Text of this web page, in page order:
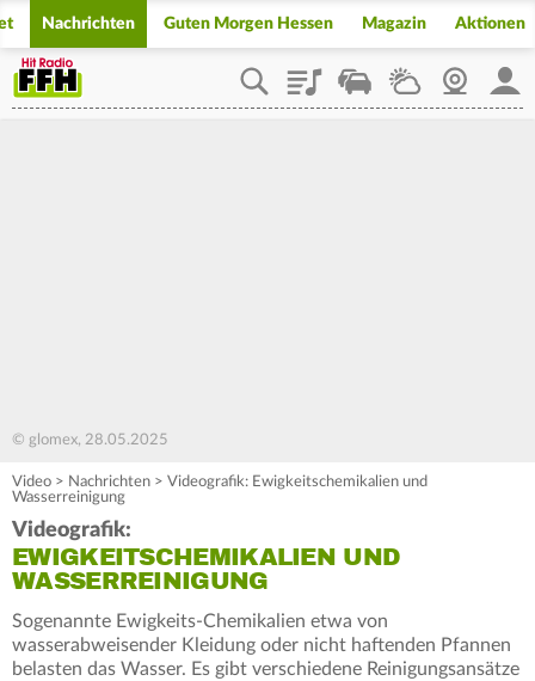
Nachrichten Guten Morgen Hessen Magazin Aktionen
PlaylistStaupilotWetterWebcam
© glomex, 28.05.2025
Video > Nachrichten > Videografik: Ewigkeitschemikalien und
Wasserreinigung
Videografik:
EWIGKEITSCHEMIKALIEN UND
WASSERREINIGUNG
Sogenannte Ewigkeits-Chemikalien etwa von
wasserabweisender Kleidung oder nicht haftenden Pfannen
belasten das Wasser. Es gibt verschiedene Reinigungsansätze